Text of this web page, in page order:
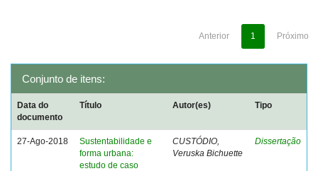
Anterior 1 Próximo
Conjunto de itens:
Data do
documento
Título Autor(es) Tipo
27-Ago-2018
Sustentabilidade e
forma urbana:
estudo de caso
CUSTÓDIO,
Veruska Bichuette
Dissertação